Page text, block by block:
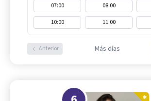
07:00 08:00
10:00
11:00
Anterior Más días